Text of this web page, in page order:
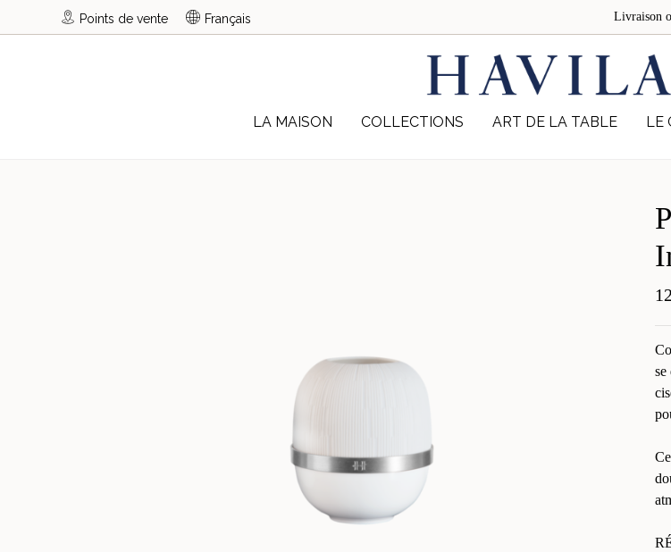
Livraison
Points de vente Français
LA MAISON COLLECTIONS ART DE LA TABLE LE
se